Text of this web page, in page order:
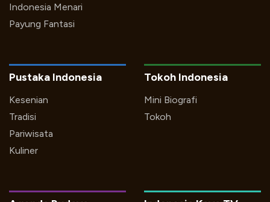
Indonesia Menari
Payung Fantasi
Pustaka Indonesia
Kesenian
Tradisi
Pariwisata
Kuliner
Tokoh Indonesia
Mini Biografi
Tokoh